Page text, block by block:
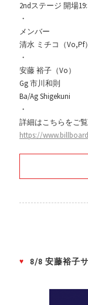
2ndステージ 開場
・
メンバー
清水 ミチコ（Vo,Pf）
・
安藤 裕子（Vo）
Gg 市川和則
Ba/Ag Shigekuni
・
詳細はこちらをご覧
https://
8/8 安藤裕子